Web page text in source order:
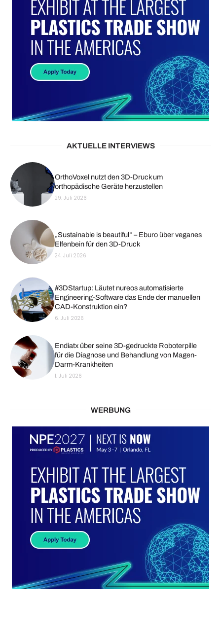
AKTUELLE INTERVIEWS
OrthoVoxel nutzt den 3D-Druck um
orthopädische Geräte herzustellen
29. Juli 2026
„Sustainable is beautiful“ – Eburo über veganes
Elfenbein für den 3D-Druck
24. Juli 2026
#3DStartup: Läutet nureos automatisierte
Engineering-Software das Ende der manuellen
CAD-Konstruktion ein?
6. Juli 2026
Endiatx über seine 3D-gedruckte Roboterpille
für die Diagnose und Behandlung von Magen-
Darm-Krankheiten
1. Juli 2026
WERBUNG